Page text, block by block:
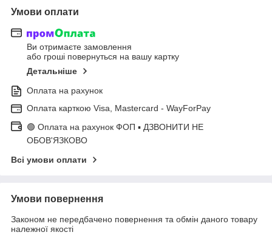
Умови оплати
Ви отримаєте замовлення
або гроші повернуться на вашу картку
Детальніше
Оплата на рахунок
Оплата карткою Visa, Mastercard - WayForPay
🟢 Оплата на рахунок ФОП ▪ ДЗВОНИТИ НЕ
ОБОВ'ЯЗКОВО
Всі умови оплати
Умови повернення
Законом не передбачено повернення та обмін даного товару
належної якості